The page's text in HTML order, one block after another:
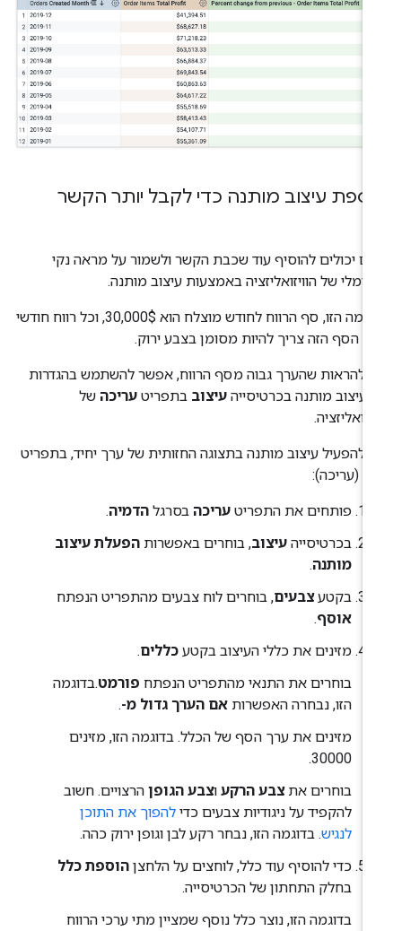
עיצוב מותנה כדי לקבל יותר הקשר
יכולים להוסיף עוד שכבת הקשר ולשמור על מראה נקי
של הוויזואליזציה באמצעות עיצוב מותנה.
בדוגמה הזו, סף הרווח לחודש מוצלח הוא 30,000$, וכל רווח חודשי
הסף הזה צריך להיות מסומן בצבע ירוק.
להראות שהערך גבוה מסף הרווח, אפשר להשתמש בהגדרות
עיצוב מותנה בכרטיסייהעיצובבתפריטעריכהשל
להפעיל עיצוב מותנה בתצוגה החזותית של ערך יחיד, בתפריט
(עריכה):
פותחים את התפריטעריכהבסרגלהדמיה.
בכרטיסייהעיצוב, בוחרים באפשרותהפעלת עיצוב
מותנה.
בקטעצבעים, בוחרים לוח צבעים מהתפריט הנפתח
אוסף.
מזינים את כללי העיצוב בקטעכללים.
בוחרים את התנאי מהתפריט הנפתחפורמט.בדוגמה
הזו, נבחרה האפשרותאם הערך גדול מ-.
מזינים את ערך הסף של הכלל. בדוגמה הזו, מזינים
30000.
בוחרים את צבע הרקעוצבע הגופןהרצויים. חשוב
להקפיד על ניגודיות צבעים כדי להפוך את התוכן
לנגיש. בדוגמה הזו, נבחר רקע לבן וגופן ירוק כהה.
כדי להוסיף עוד כלל, לוחצים על הלחצןהוספת כלל
בחלק התחתון של הכרטיסייה.
בדוגמה הזו, נוצר כלל נוסף שמציין מתי ערכי הרווח